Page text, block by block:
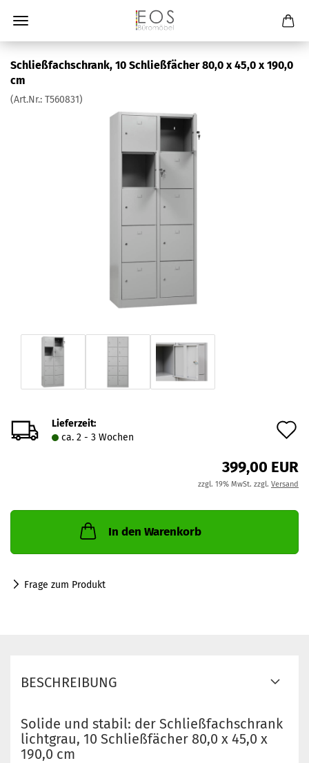
Schließfachschrank, 10 Schließfächer 80,0 x 45,0 x 190,0
cm
(Art.Nr.: T560831)
Lieferzeit:
ca. 2 - 3 Wochen
399,00 EUR
zzgl. 19% MwSt. zzgl. Versand
In den Warenkorb
Frage zum Produkt
BESCHREIBUNG
Solide und stabil: der Schließfachschrank
lichtgrau, 10 Schließfächer 80,0 x 45,0 x
190,0 cm